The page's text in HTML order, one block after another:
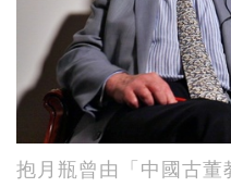
抱月瓶曾由「中國古